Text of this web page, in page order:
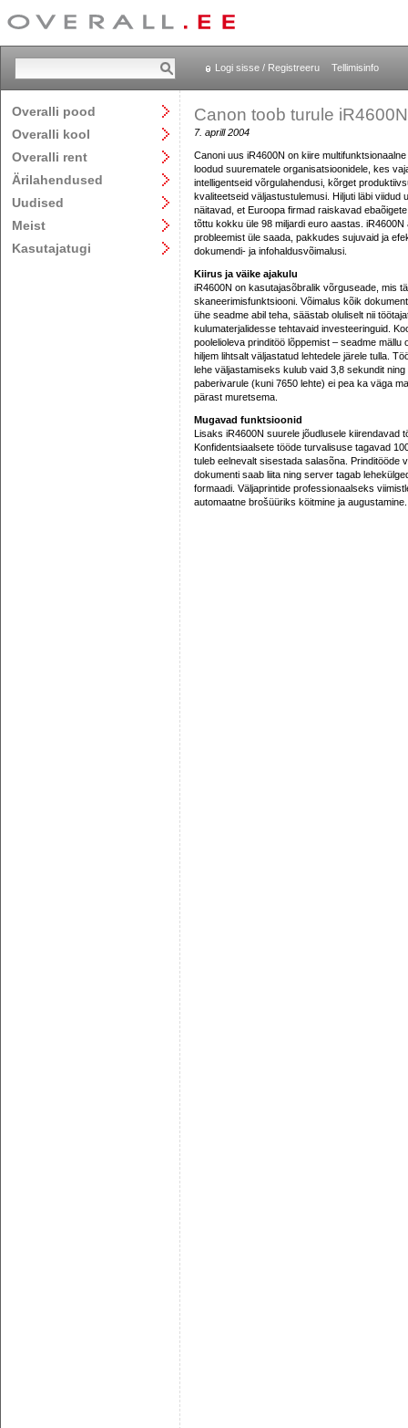
Logi sisse / Registreeru Tellimisinfo
Overalli pood
Overalli kool
Overalli rent
Ärilahendused
Uudised
Meist
Kasutajatugi
Canon toob turule iR4600N
7. aprill 2004
Canoni uus iR4600N on kiire
loodud suurematele organisatsioonidele, kes
intelligentseid võrgulahendusi, kõrget
kvaliteetseid väljastustulemusi. Hiljuti läbi viidud
näitavad, et Euroopa firmad raiskavad
tõttu kokku üle 98 miljardi euro aastas. iR4600N
probleemist üle saada, pakkudes sujuvaid ja
dokumendi- ja infohaldusvõimalusi.
Kiirus ja väike ajakulu
iR4600N on kasutajasõbralik võrguseade, mis
skaneerimisfunktsiooni. Võimalus kõik
ühe seadme abil teha, säästab oluliselt nii
kulumaterjalidesse tehtavaid investeeringuid.
poolelioleva prinditöö lõppemist – seadme
hiljem lihtsalt väljastatud lehtedele järele tulla.
lehe väljastamiseks kulub vaid 3,8 sekundit
paberivarule (kuni 7650 lehte) ei pea ka väga
pärast muretsema.
Mugavad funktsioonid
Lisaks iR4600N suurele jõudlusele kiirendavad
Konfidentsiaalsete tööde turvalisuse tagavad
tuleb eelnevalt sisestada salasõna. Prinditööde
dokumenti saab liita ning server tagab
formaadi. Väljaprintide professionaalseks
automaatne brošüüriks köitmine ja augustamine.